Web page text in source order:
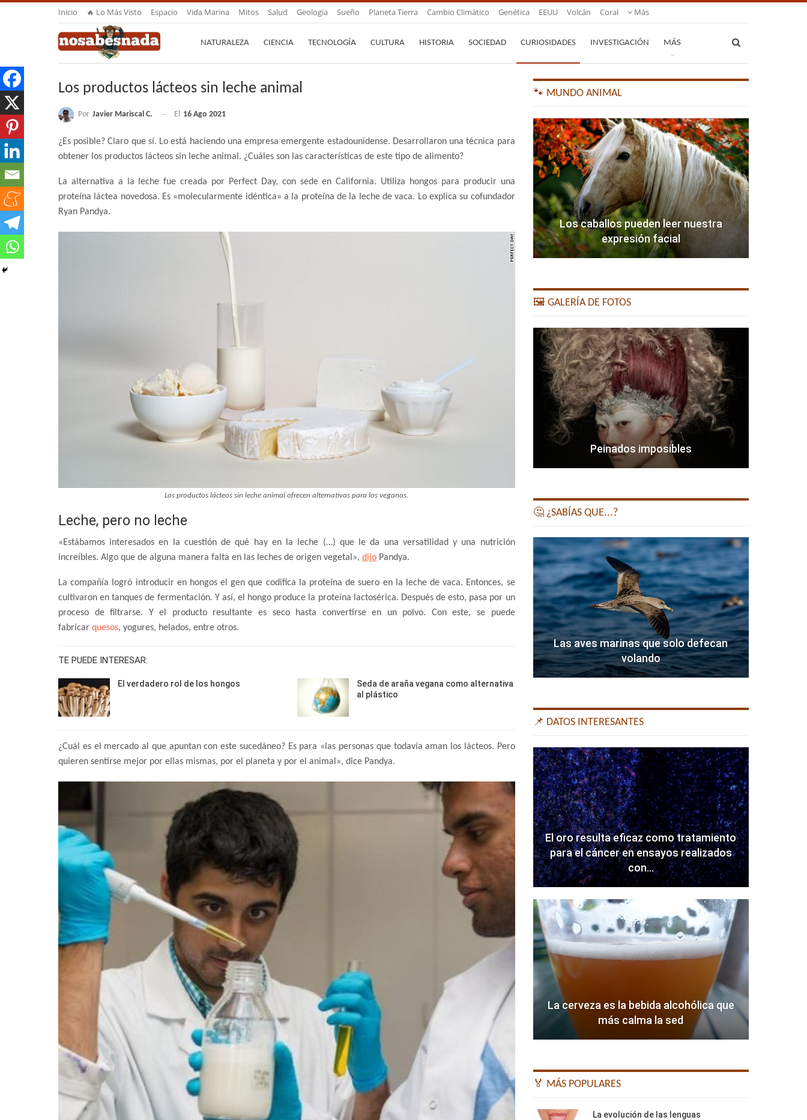
Inicio 🔥 Lo Más Visto Espacio Vida Marina Mitos Salud Geología Sueño Planeta Tierra Cambio Climático Genética EEUU Volcán Coral Más
NATURALEZA CIENCIA TECNOLOGÍA CULTURA HISTORIA SOCIEDAD CURIOSIDADES INVESTIGACIÓN MÁS
Los productos lácteos sin leche animal
Por Javier Mariscal C. El 16 Ago 2021
¿Es posible? Claro que sí. Lo está haciendo una empresa emergente estadounidense. Desarrollaron una técnica para
obtener los productos lácteos sin leche animal. ¿Cuáles son las características de este tipo de alimento?
La alternativa a la leche fue creada por Perfect Day, con sede en California. Utiliza hongos para producir una
proteína láctea novedosa. Es «molecularmente idéntica» a la proteína de la leche de vaca. Lo explica su cofundador
Ryan Pandya.
Los productos lácteos sin leche animal ofrecen alternativas para los veganos.
Leche, pero no leche
«Estábamos interesados en la cuestión de qué hay en la leche (…) que le da una versatilidad y una nutrición
increíbles. Algo que de alguna manera falta en las leches de origen vegetal», dijo Pandya.
La compañía logró introducir en hongos el gen que codifica la proteína de suero en la leche de vaca. Entonces, se
cultivaron en tanques de fermentación. Y así, el hongo produce la proteína lactosérica. Después de esto, pasa por un
proceso de filtrarse. Y el producto resultante es seco hasta convertirse en un polvo. Con este, se puede
fabricar quesos, yogures, helados, entre otros.
TE PUEDE INTERESAR:
El verdadero rol de los hongos
Seda de araña vegana como alternativa
al plástico
¿Cuál es el mercado al que apuntan con este sucedáneo? Es para «las personas que todavía aman los lácteos. Pero
quieren sentirse mejor por ellas mismas, por el planeta y por el animal», dice Pandya.
🐾 MUNDO ANIMAL
Los caballos pueden leer nuestra
expresión facial
🖼️ GALERÍA DE FOTOS
Peinados imposibles
🤔 ¿SABÍAS QUE...?
Las aves marinas que solo defecan
volando
📌 DATOS INTERESANTES
El oro resulta eficaz como tratamiento
para el cáncer en ensayos realizados
con…
La cerveza es la bebida alcohólica que
más calma la sed
🏅 MÁS POPULARES
La evolución de las lenguas